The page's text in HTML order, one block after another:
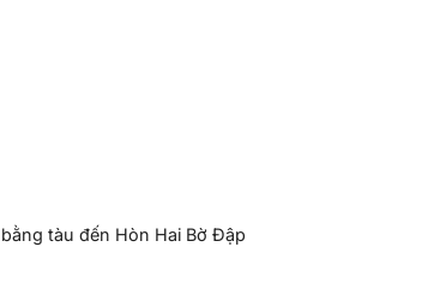
tàu đến Hòn Hai Bờ Đập